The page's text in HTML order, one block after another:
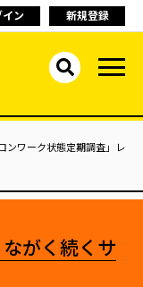
イン 新規登録
ンワーク状態定期調査」レ
がく続くサ